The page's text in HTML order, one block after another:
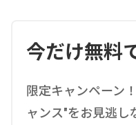
今だけ無料
限定キャンペーン
ャンス"をお見逃し